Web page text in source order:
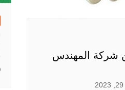
شركة المهندس